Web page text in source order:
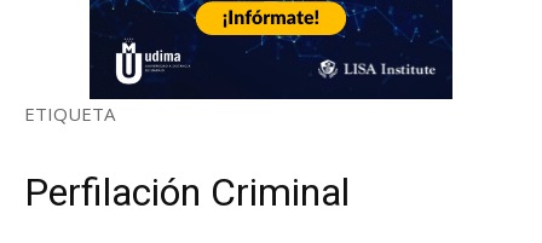
ETIQUETA
Perfilación Criminal